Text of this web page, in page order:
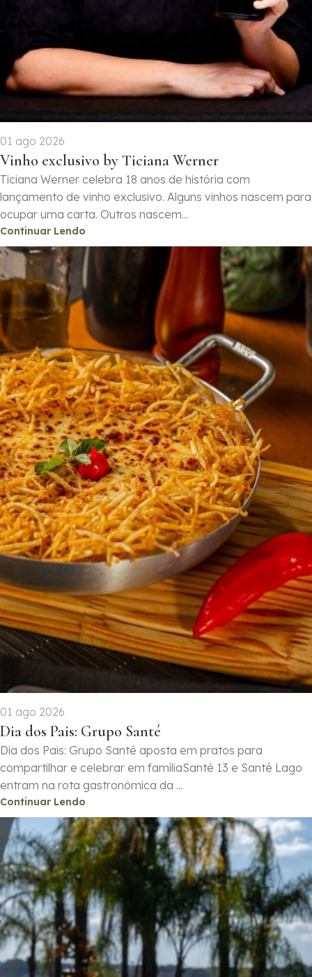
01 ago 2026
Vinho exclusivo by Ticiana Werner
Ticiana Werner celebra 18 anos de história com
lançamento de vinho exclusivo. Alguns vinhos nascem para
ocupar uma carta. Outros nascem...
Continuar Lendo
01 ago 2026
Dia dos Pais: Grupo Santé
Dia dos Pais: Grupo Santé aposta em pratos para
compartilhar e celebrar em famíliaSanté 13 e Santé Lago
entram na rota gastronômica da ...
Continuar Lendo